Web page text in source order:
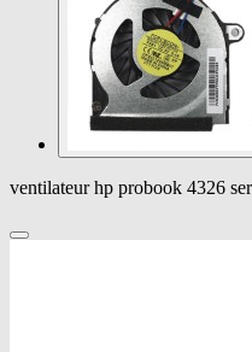
ventilateur hp probook 4326